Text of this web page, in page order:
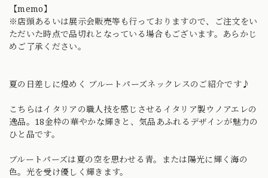
【memo】
※店頭あるいは展示会販売等も行っておりますので、ご注文をい
ただいた時点で品切れとなっている場合もございます。あらかじ
めご了承ください。
夏の日差しに煌めく ブルートパーズネックレスのご紹介です♪
こちらはイタリアの職人技を感じさせるイタリア製ウノアエレの
逸品。18金枠の華やかな輝きと、気品あふれるデザインが魅力の
ひと品です。
ブルートパーズは夏の空を思わせる青。または陽光に輝く海の
色。光を受け優しく輝きます。